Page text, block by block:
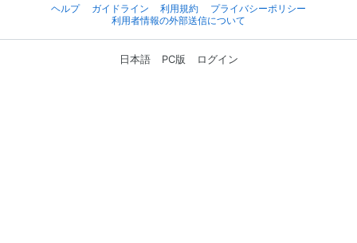
ヘルプ
ガイドライン 利用規約
プライバシーポリシー
利用者情報の外部送信について
日本語 PC版 ログイン